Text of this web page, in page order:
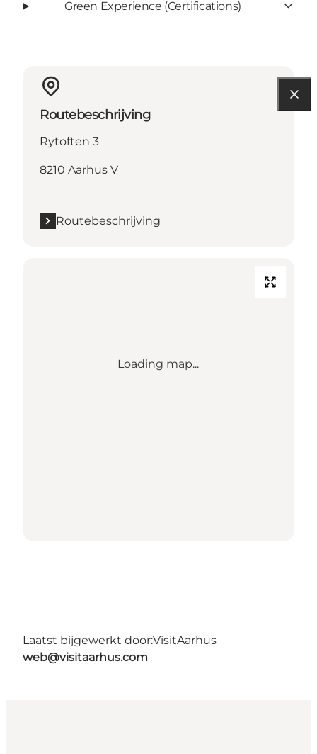
Green Experience (Certifications)
Routebeschrijving
Rytoften 3
8210 Aarhus V
Routebeschrijving
Loading map...
Laatst bijgewerkt door:VisitAarhus
web@visitaarhus.com